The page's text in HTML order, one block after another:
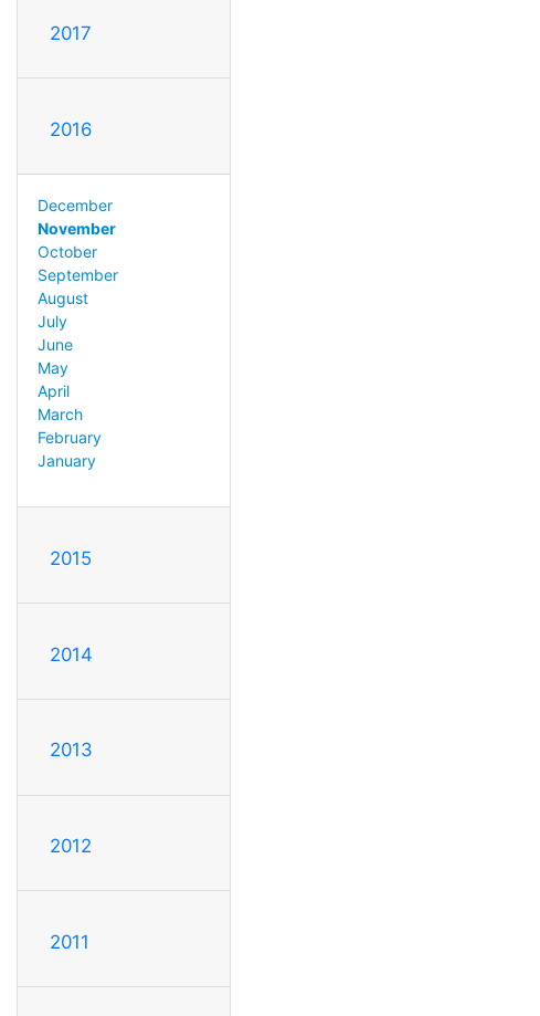
2017
2016
December
November
October
September
August
July
June
May
April
March
February
January
2015
2014
2013
2012
2011